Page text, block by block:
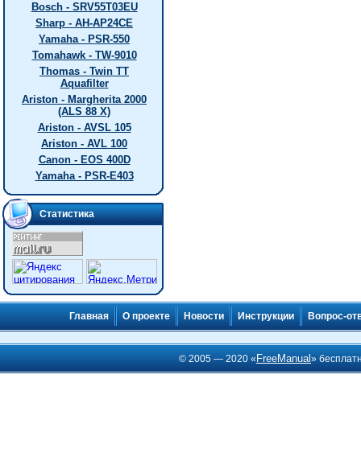
Bosch - SRV55T03EU
Sharp - AH-AP24CE
Yamaha - PSR-550
Tomahawk - TW-9010
Thomas - Twin TT
Aquafilter
Ariston - Margherita 2000
(ALS 88 X)
Ariston - AVSL 105
Ariston - AVL 100
Canon - EOS 400D
Yamaha - PSR-E403
Статистика
Главная О проекте Новости Инструкции Вопрос-
© 2005 — 2020 « FreeManual»